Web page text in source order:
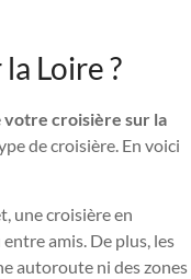
Loire ?
votre croisière sur la
de croisière. En voici
une croisière en
amis. De plus, les
autoroute ni des zones